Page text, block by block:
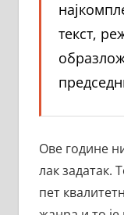
текст,
Ове године
лак задатак.
пет